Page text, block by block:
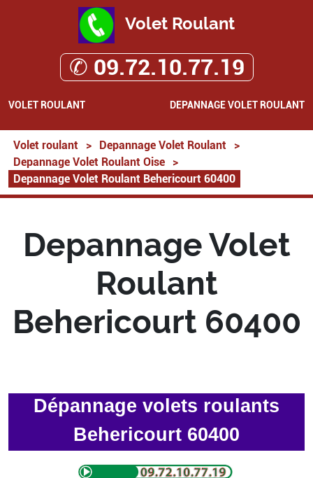
Volet Roulant
✆ 09.72.10.77.19
VOLET ROULANT DEPANNAGE VOLET ROULANT
Volet roulant > Depannage Volet Roulant
>
Depannage Volet Roulant Oise
>
Depannage Volet Roulant Behericourt 60400
Depannage Volet
Roulant
Behericourt 60400
Dépannage volets roulants
Behericourt 60400